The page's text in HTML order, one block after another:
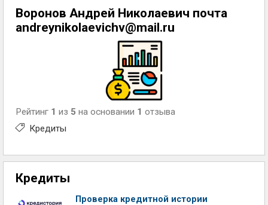
Воронов Андрей Николаевич почта
andreynikolaevichv@mail.ru
Рейтинг 1 из 5 на основании 1 отзыва
Кредиты
Кредиты
Проверка кредитной истории